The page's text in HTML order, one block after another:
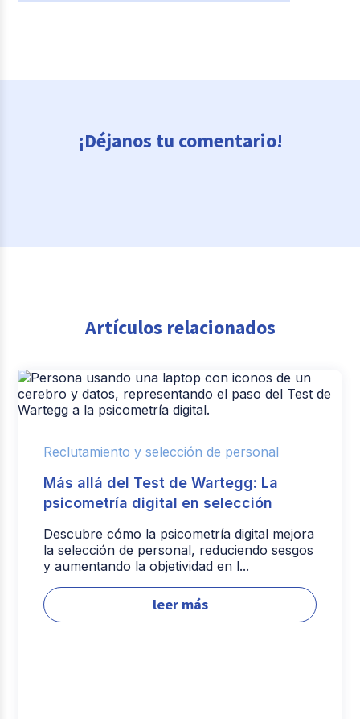
¡Déjanos tu comentario!
Artículos relacionados
Reclutamiento y selección de personal
Más allá del Test de Wartegg: La
psicometría digital en selección
Descubre cómo la psicometría digital mejora
la selección de personal, reduciendo sesgos
y aumentando la objetividad en l...
leer más